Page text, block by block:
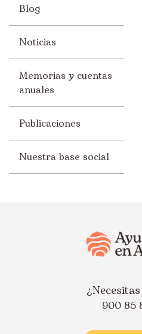
Blog
Noticias
Memorias y cuentas
anuales
Publicaciones
Nuestra base social
900 85